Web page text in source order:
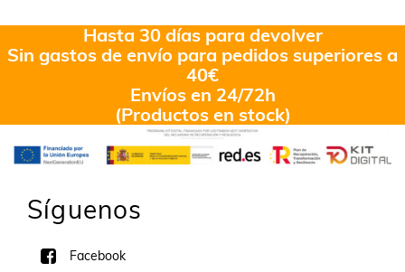
Hasta 30 días para devolver
Sin gastos de envío para pedidos superiores a
40€
Envíos en 24/72h
(Productos en stock)
Síguenos
Facebook